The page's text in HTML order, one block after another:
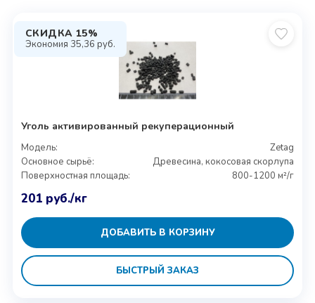
СКИДКА 15%
Экономия 35,36 руб.
Уголь активированный рекуперационный
Модель:
Zetag
Основное сырьё:
Древесина, кокосовая скорлупа
Поверхностная площадь:
800-1200 м²/г
201 руб./кг
ДОБАВИТЬ В КОРЗИНУ
БЫСТРЫЙ ЗАКАЗ